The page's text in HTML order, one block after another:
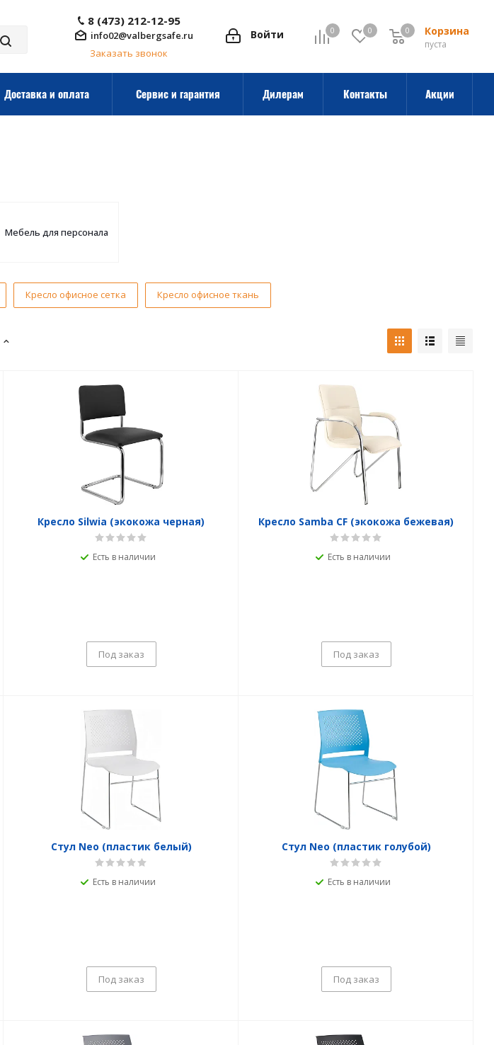
0 0 Корзина
0
пуста
0
Войти
8 (473) 212-12-95
info02@valbergsafe.ru
Заказать звонок
Доставка и оплата Сервис и гарантия Дилерам Контакты Акции
Мебель для персонала
Кресло офисное сетка Кресло офисное ткань
Кресло Silwia (экокожа черная)
Есть в наличии
Под заказ
Кресло Samba CF (экокожа бежевая)
Есть в наличии
Под заказ
Стул Neo (пластик белый)
Есть в наличии
Под заказ
Стул Neo (пластик голубой)
Есть в наличии
Под заказ